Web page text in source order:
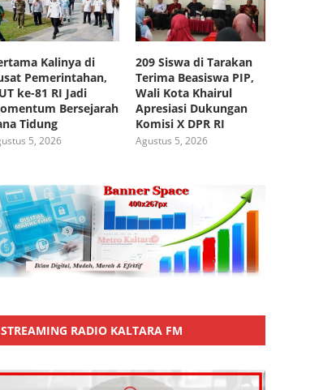
Kalinya di
Pemerintahan,
ke-81 RI Jadi
Bersejarah
Tidung
5, 2026
209 Siswa di Tarakan
Terima Beasiswa PIP,
Wali Kota Khairul
Apresiasi Dukungan
Komisi X DPR RI
Agustus 5, 2026
STREAMING RADIO KALTARA FM